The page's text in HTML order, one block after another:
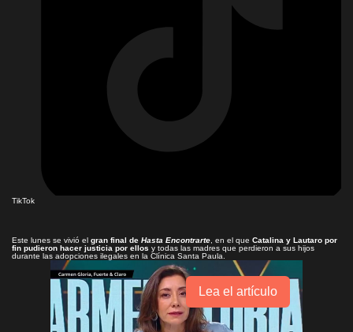
TikTok
Este lunes se vivió el gran final de Hasta Encontrarte , en el que Catalina y Lautaro por
fin pudieron hacer justicia por ellos y todas las madres que perdieron a sus hijos
durante las adopciones ilegales en la Clínica Santa Paula.
Lea el artículo